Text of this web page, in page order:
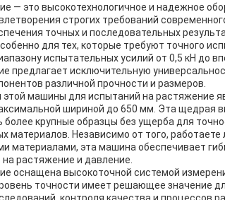
— это высокотехнологичное и надежное
строгих требований
точных и последовательных
для тех, которые требуют точного
испытательных усилий от 0,5 кН до
предлагает исключительную
различной прочности и размеров.
машины для испытаний на растяжение
шириной до 650 мм. Эта щедрая
более крупные образцы без ущерба для
Независимо от того, работаете
материалами, эта машина обеспечивает
растяжение и давление.
оснащена высокоточной системой
точности имеет решающее значение
контроля качества и процессов